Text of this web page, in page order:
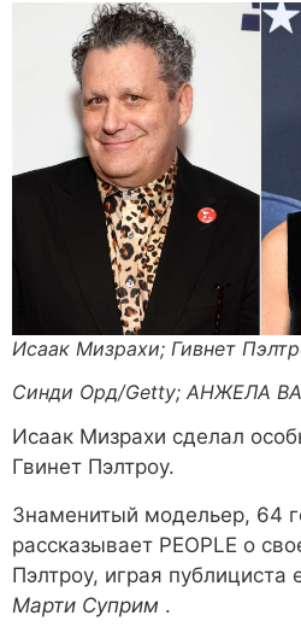
Исаак Мизрахи; Гивнет
Синди Орд/Getty; АНЖЕЛА
Исаак Мизрахи сделал
Гвинет Пэлтроу.
Знаменитый модельер, 64
рассказывает PEOPLE о
Пэлтроу, играя публициста
Марти Суприм .